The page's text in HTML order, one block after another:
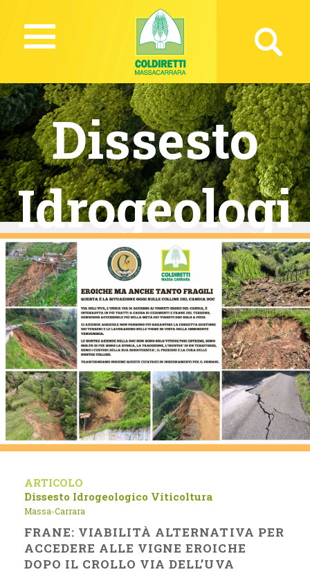
Dissesto
Idrogeologi
co
ARTICOLO
Dissesto Idrogeologico Viticoltura
Massa-Carrara
FRANE: VIABILITÀ ALTERNATIVA PER
ACCEDERE ALLE VIGNE EROICHE
DOPO IL CROLLO VIA DELL’UVA